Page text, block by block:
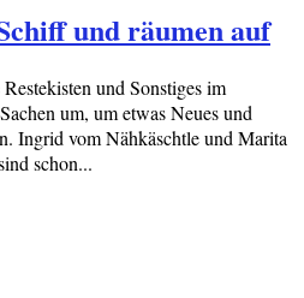
und räumen auf
und Sonstiges im
um, um etwas Neues und
Ingrid vom Nähkäschtle und Marita
schon...